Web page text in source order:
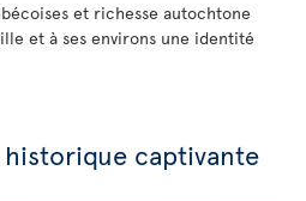
et richesse autochtone
et à ses environs une identité
captivante